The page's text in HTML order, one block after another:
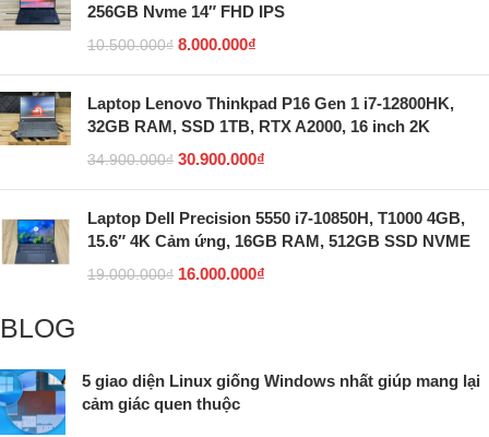
256GB Nvme 14″ FHD IPS
10.500.000₫ 8.000.000₫
Laptop Lenovo Thinkpad P16 Gen 1 i7-12800HK,
32GB RAM, SSD 1TB, RTX A2000, 16 inch 2K
34.900.000₫ 30.900.000₫
Laptop Dell Precision 5550 i7-10850H, T1000 4GB,
15.6″ 4K Cảm ứng, 16GB RAM, 512GB SSD NVME
19.000.000₫ 16.000.000₫
BLOG
5 giao diện Linux giống Windows nhất giúp mang lại
cảm giác quen thuộc